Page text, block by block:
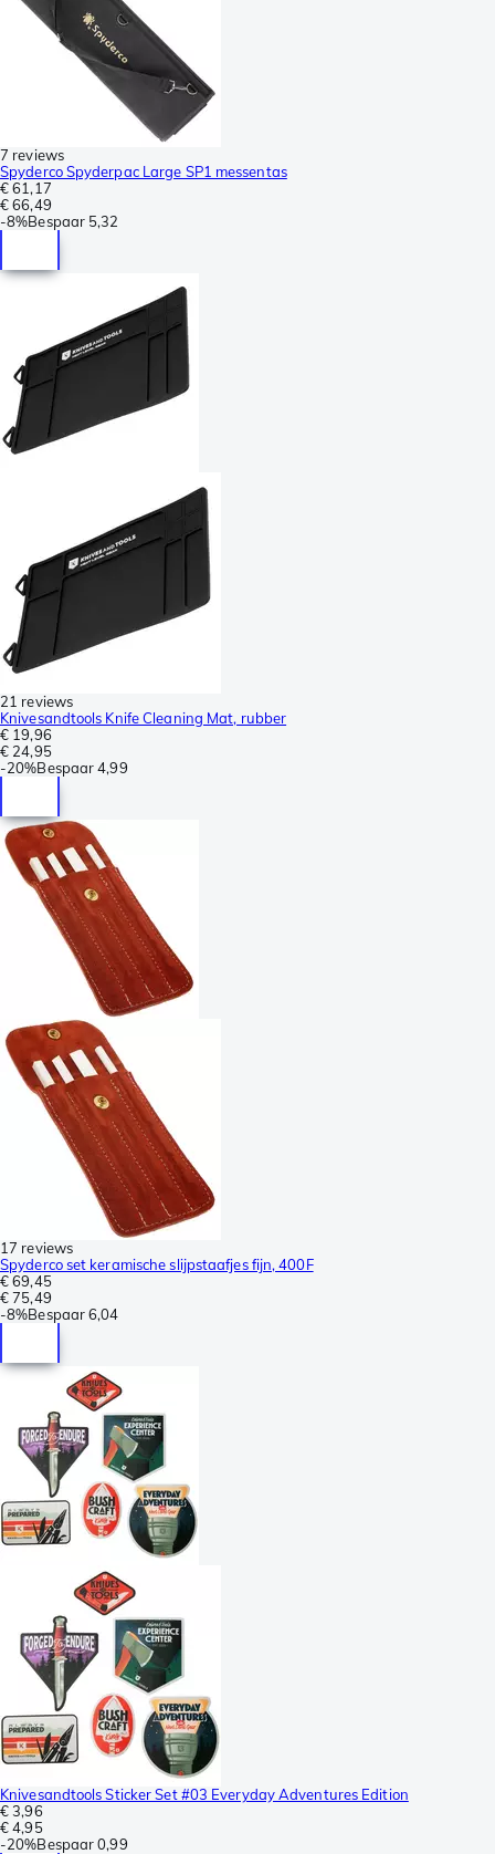
7 reviews
Spyderco Spyderpac Large SP1 messentas
€ 61,17
€ 66,49
-8%Bespaar 5,32
21 reviews
Knivesandtools Knife Cleaning Mat, rubber
€ 19,96
€ 24,95
-20%Bespaar 4,99
17 reviews
Spyderco set keramische slijpstaafjes fijn, 400F
€ 69,45
€ 75,49
-8%Bespaar6,04
Knivesandtools Sticker Set #03 Everyday Adventures Edition
€ 3,96
€ 4,95
-20%Bespaar 0,99